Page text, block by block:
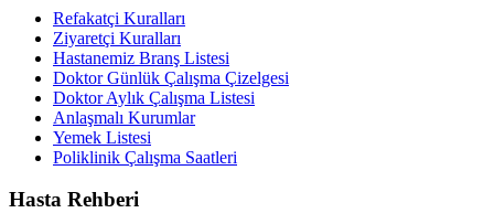
Refakatçi Kuralları
Ziyaretçi Kuralları
Hastanemiz Branş Listesi
Doktor Günlük Çalışma Çizelgesi
Doktor Aylık Çalışma Listesi
Anlaşmalı Kurumlar
Yemek Listesi
Poliklinik Çalışma Saatleri
Hasta Rehberi